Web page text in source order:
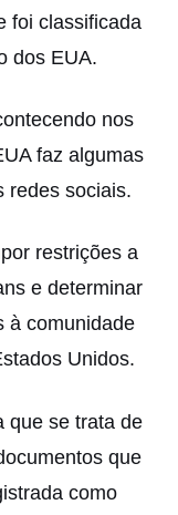
foi classificada
dos EUA.
nos
faz algumas
redes sociais.
restrições a
e determinar
à comunidade
Unidos.
que se trata de
que
como